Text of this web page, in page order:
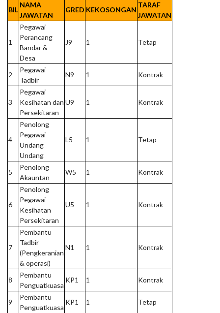
BIL
NAMA
JAWATAN
GRED KEKOSONGAN
TARAF
JAWATAN
1
Pegawai
Perancang
Bandar &
Desa
J9 1 Tetap
2
Pegawai
Tadbir
N9 1 Kontrak
3
Pegawai
Kesihatan dan
Persekitaran
U9 1 Kontrak
4
Penolong
Pegawai
Undang
Undang
L5 1 Tetap
5
Penolong
Akauntan
W5 1 Kontrak
6
Penolong
Pegawai
Kesihatan
Persekitaran
U5 1 Kontrak
7
Pembantu
Tadbir
(Pengkeranian
& operasi)
N1 1 Kontrak
8
Pembantu
Penguatkuasa
KP1 1 Kontrak
9
Pembantu
Penguatkuasa
KP1 1 Tetap